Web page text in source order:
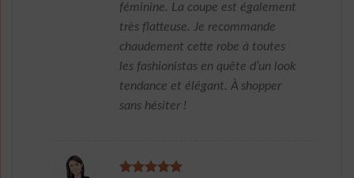
féminine. La coupe est également
très flatteuse. Je recommande
chaudement cette robe à toutes
les fashionistas en quête d’un look
tendance et élégant. À shopper
sans hésiter !